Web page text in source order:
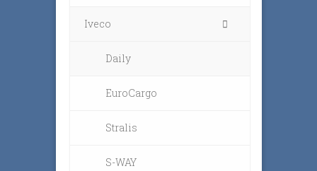
Iveco
Daily
EuroCargo
Stralis
S-WAY